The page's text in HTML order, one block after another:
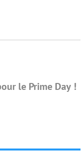
le Prime Day !